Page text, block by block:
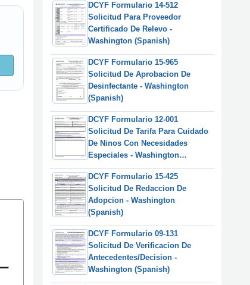
DCYF Formulario 14-512
Solicitud Para Proveedor
Certificado De Relevo -
Washington (Spanish)
DCYF Formulario 15-965
Solicitud De Aprobacion De
Desinfectante - Washington
(Spanish)
DCYF Formulario 12-001
Solicitud De Tarifa Para Cuidado
De Ninos Con Necesidades
Especiales - Washington
(Spanish)
DCYF Formulario 15-425
Solicitud De Redaccion De
Adopcion - Washington
(Spanish)
DCYF Formulario 09-131
Solicitud De Verificacion De
Antecedentes/Decision -
Washington (Spanish)